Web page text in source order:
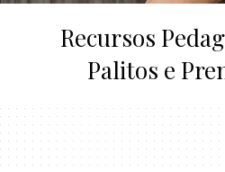
Recursos
Palitos e